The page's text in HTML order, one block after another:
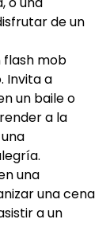
de un
flash mob
Invita a
un baile o
a la
una
una cena
a un